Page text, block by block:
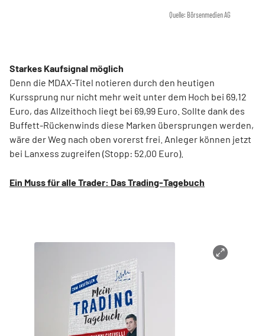
Quelle: Börsenmedien AG
Starkes Kaufsignal möglich
Denn die MDAX-Titel notieren durch den heutigen
Kurssprung nur nicht mehr weit unter dem Hoch bei 69,12
Euro, das Allzeithoch liegt bei 69,99 Euro. Sollte dank des
Buffett-Rückenwinds diese Marken übersprungen werden,
wäre der Weg nach oben vorerst frei. Anleger können jetzt
bei Lanxess zugreifen (Stopp: 52,00 Euro).
Ein Muss für alle Trader: Das Trading-Tagebuch